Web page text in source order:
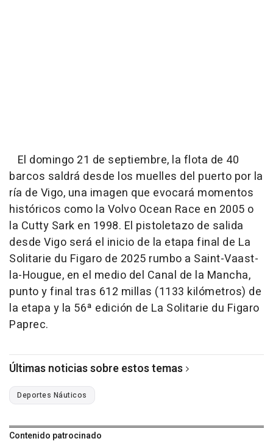
El domingo 21 de septiembre, la flota de 40
barcos saldrá desde los muelles del puerto por la
ría de Vigo, una imagen que evocará momentos
históricos como la Volvo Ocean Race en 2005 o
la Cutty Sark en 1998. El pistoletazo de salida
desde Vigo será el inicio de la etapa final de La
Solitarie du Figaro de 2025 rumbo a Saint-Vaast-
la-Hougue, en el medio del Canal de la Mancha,
punto y final tras 612 millas (1133 kilómetros) de
la etapa y la 56ª edición de La Solitarie du Figaro
Paprec.
Últimas noticias sobre estos temas
Deportes Náuticos
Contenido patrocinado